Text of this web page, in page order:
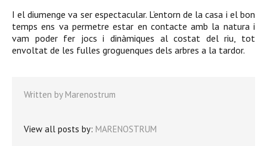
I el diumenge va ser espectacular. L’entorn de la casa i el bon
temps ens va permetre estar en contacte amb la natura i
vam poder fer jocs i dinàmiques al costat del riu, tot
envoltat de les fulles groguenques dels arbres a la tardor.
Written by Marenostrum
View all posts by: MARENOSTRUM